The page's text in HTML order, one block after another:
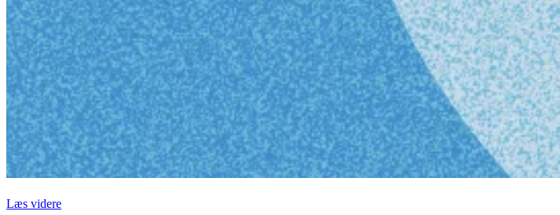
Læs videre“Plakat